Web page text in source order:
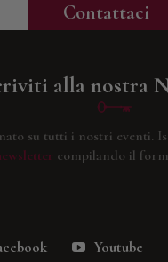
Contattaci
alla nostra
su tutti i nostri eventi.
compilando il
Youtube